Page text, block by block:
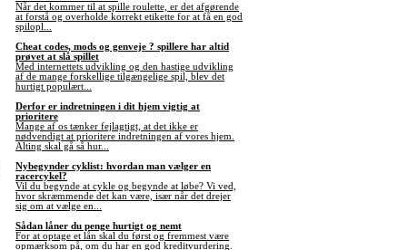
Når det kommer til at spille roulette, er det afgørende
at forstå og overholde korrekt etikette for at få en god
spilopl...
Cheat codes, mods og genveje ? spillere har altid
prøvet at slå spillet
Med internettets udvikling og den hastige udvikling
af de mange forskellige tilgængelige spil, blev det
hurtigt populært...
Derfor er indretningen i dit hjem vigtig at
prioritere
Mange af os tænker fejlagtigt, at det ikke er
nødvendigt at prioritere indretningen af vores hjem.
Alting skal gå så hur...
Nybegynder cyklist: hvordan man vælger en
racercykel?
Vil du begynde at cykle og begynde at løbe? Vi ved,
hvor skræmmende det kan være, især når det drejer
sig om at vælge en...
Sådan låner du penge hurtigt og nemt
For at optage et lån skal du først og fremmest være
opmærksom på, om du har en god kreditvurdering.